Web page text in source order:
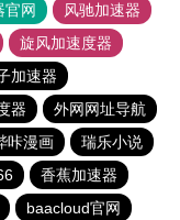
官网
风驰加速器
旋风加速度器
加速器
器
外网网址导航
咔漫画
瑞乐小说
香蕉加速器
baacloud官网